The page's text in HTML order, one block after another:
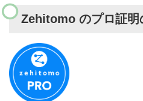
Zehitomo のプロ証明